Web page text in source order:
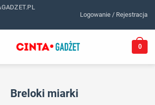
Logowanie / Rejestracja
0
Breloki miarki